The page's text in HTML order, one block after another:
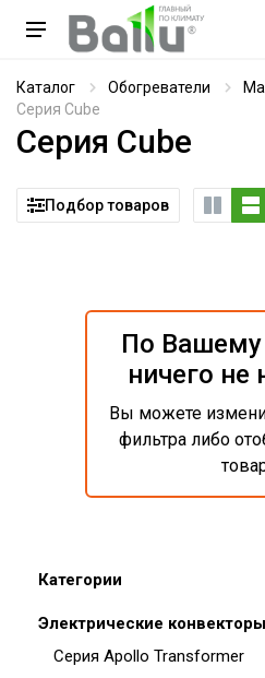
Каталог Обогреватели
Серия Cube
Серия Cube
Категории
Электрические конвекторы
Серия Apollo Transformer
Подбор товаров
По Вашему
ничего не
Вы можете
фильтра либо